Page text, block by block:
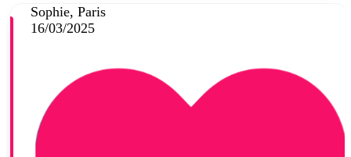
Sophie, Paris
16/03/2025